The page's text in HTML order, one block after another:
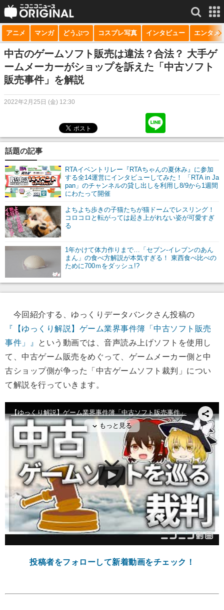
サービス一覧 もっと見る
niconico
動画
生放送
マンガ
ニコニコQ
アニメ マンガ どうぶつ コスプレ写真 インタビュー エンタメ
中古のゲームソフト販売は違法？合法？ 大手ゲ
ームメーカーがショップを訴えた「中古ソフト
販売事件」を解説
2022年2月25日 (金) 12:30
話題の記事
RTAイベントリレー『RTAちゃんの夏休み』に参加
する全14運営にインタビューしてみた！ 「RTA in Ja
pan」のチャンネルの貸し出しを利用し8/9から1週間
にわたって開催
よちよち歩きの子猫たちが猫ドームでレスリング！
コロコロと転がっては起き上がれない姿が可愛すぎ
る
1年かけて体力作りまで…「セブン-イレブンのあん
まん」の食べ方解説が本気すぎる！ 東西食べ比べの
ために700ｍをダッシュ!?
今回紹介する、ゆっくりデータバンクさん投稿の
『【ゆっくり解説】ゲーム業界事件簿「中古ソフト販売
事件」』
という動画では、音声読み上げソフトを使用し
て、中古ゲーム販売をめぐって、ゲームメーカー側と中
古ショップ側が争った「中古ゲームソフト裁判」につい
て解説を行っていきます。
投稿者をフォローして新着動画をチェック！